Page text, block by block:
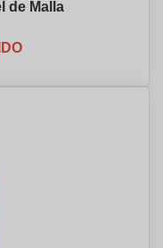
de Malla